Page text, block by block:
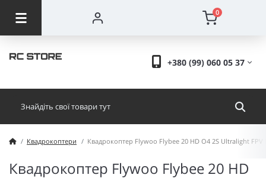
0
+380 (99) 060 05 37
Квадрокоптери Квадрокоптер Flywoo Flybee 20 HD O4 2S Ultralight FPV
Квадрокоптер Flywoo Flybee 20 HD